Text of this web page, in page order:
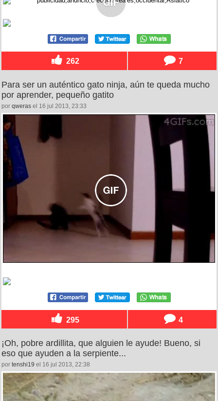
262 7
Para ser un auténtico gato ninja, aún te queda mucho
por aprender, pequeño gatito
por qweras el 16 jul 2013, 23:33
295 4
¡Oh, pobre ardillita, que alguien le ayude! Bueno, si
eso que ayuden a la serpiente...
por tenshi19 el 16 jul 2013, 22:38